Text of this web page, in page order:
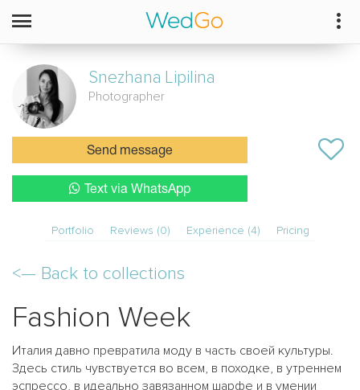
Snezhana Lipilina
Photographer
Send message
Text via WhatsApp
Portfolio Reviews (0) Experience (4) Pricing
<— Back to collections
Fashion Week
Италия давно превратила моду в часть своей культуры.
Здесь стиль чувствуется во всем, в походке, в утреннем
эспрессо, в идеально завязанном шарфе и в умении